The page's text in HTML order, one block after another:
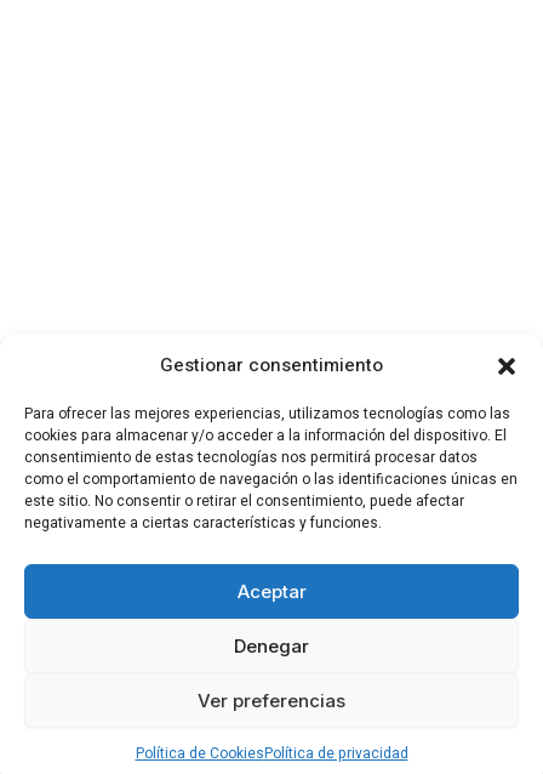
Gestionar consentimiento
Para ofrecer las mejores experiencias, utilizamos tecnologías como las
cookies para almacenar y/o acceder a la información del dispositivo. El
consentimiento de estas tecnologías nos permitirá procesar datos
como el comportamiento de navegación o las identificaciones únicas en
este sitio. No consentir o retirar el consentimiento, puede afectar
negativamente a ciertas características y funciones.
Aceptar
Denegar
Ver preferencias
Política de CookiesPolítica de privacidad